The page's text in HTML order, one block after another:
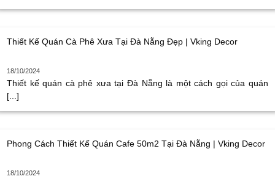
Thiết Kế Quán Cà Phê Xưa Tại Đà Nẵng Đẹp | Vking Decor
18/10/2024
Thiết kế quán cà phê xưa tại Đà Nẵng là một cách gọi của quán
[...]
Phong Cách Thiết Kế Quán Cafe 50m2 Tại Đà Nẵng | Vking Decor
18/10/2024